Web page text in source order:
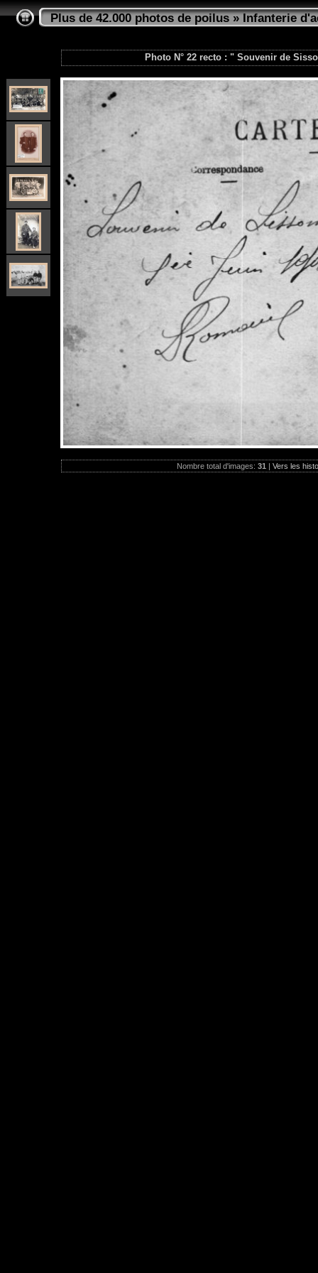
Plus de 42.000 photos de poilus»Infanterie
Photo N° 22 recto : " Souvenir de
Nombre total d'images: 31 | Vers les